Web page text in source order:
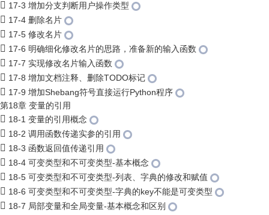
17-3 增加分支判断用户操作类型
17-4 删除名片
17-5 修改名片
17-6 明确细化修改名片的思路，准备新的输入函数
17-7 实现修改名片输入函数
17-8 增加文档注释、删除TODO标记
17-9 增加Shebang符号直接运行Python程序
第18章 变量的引用
18-1 变量的引用概念
18-2 调用函数传递实参的引用
18-3 函数返回值传递引用
18-4 可变类型和不可变类型-基本概念
18-5 可变类型和不可变类型-列表、字典的修改和赋值
18-6 可变类型和不可变类型-字典的key不能是可变类型
18-7 局部变量和全局变量-基本概念和区别